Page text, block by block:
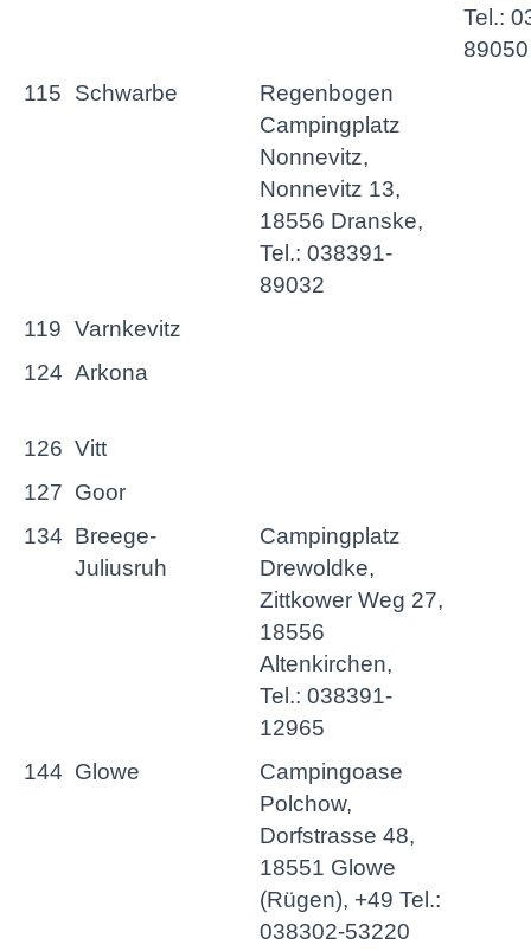
Tel.:
89050
115
Schwarbe
Regenbogen
Campingplatz
Nonnevitz,
Nonnevitz 13,
18556 Dranske,
Tel.: 038391-
89032
119 Varnkevitz
124 Arkona
126 Vitt
127 Goor
134 Breege-
Juliusruh
Campingplatz
Drewoldke,
Zittkower Weg 27,
18556
Altenkirchen,
Tel.: 038391-
12965
144 Glowe
Campingoase
Polchow,
Dorfstrasse 48,
18551 Glowe
(Rügen), +49 Tel.:
038302-53220